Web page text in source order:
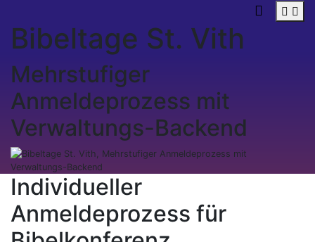
Bibeltage St. Vith
Mehrstufiger
Anmeldeprozess mit
Verwaltungs-Backend
Individueller
Anmeldeprozess für